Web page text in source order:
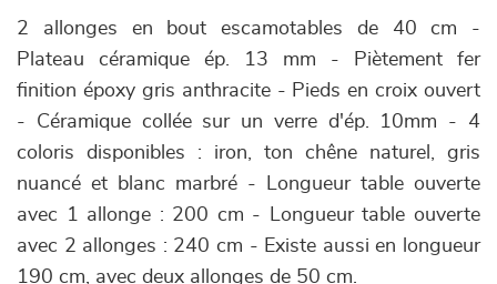
2 allonges en bout escamotables de 40 cm -
Plateau céramique ép. 13 mm - Piètement fer
finition époxy gris anthracite - Pieds en croix ouvert
- Céramique collée sur un verre d'ép. 10mm - 4
coloris disponibles : iron, ton chêne naturel, gris
nuancé et blanc marbré - Longueur table ouverte
avec 1 allonge : 200 cm - Longueur table ouverte
avec 2 allonges : 240 cm - Existe aussi en longueur
190 cm, avec deux allonges de 50 cm.